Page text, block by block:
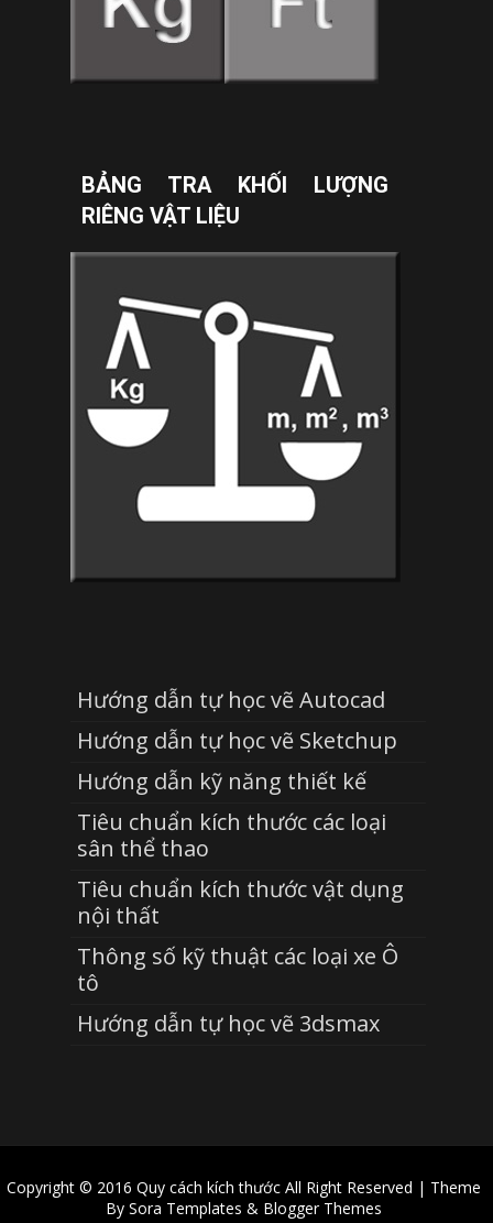
BẢNG TRA KHỐI LƯỢNG
RIÊNG VẬT LIỆU
Hướng dẫn tự học vẽ Autocad
Hướng dẫn tự học vẽ Sketchup
Hướng dẫn kỹ năng thiết kế
Tiêu chuẩn kích thước các loại
sân thể thao
Tiêu chuẩn kích thước vật dụng
nội thất
Thông số kỹ thuật các loại xe Ô
tô
Hướng dẫn tự học vẽ 3dsmax
Copyright © 2016 Quy cách kích thướcAll Right Reserved | Theme
By Sora Templates & Blogger Themes